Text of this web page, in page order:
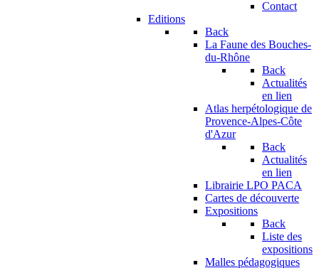
Contact
Editions
Back
La Faune des Bouches-
du-Rhône
Back
Actualités
en lien
Atlas herpétologique de
Provence-Alpes-Côte
d'Azur
Back
Actualités
en lien
Librairie LPO PACA
Cartes de découverte
Expositions
Back
Liste des
expositions
Malles pédagogiques